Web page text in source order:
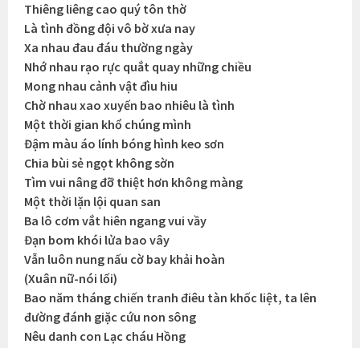
Thiêng liêng cao quý tôn thờ
Là tình đồng đội vô bờ xưa nay
Xa nhau đau đáu thường ngày
Nhớ nhau rạo rực quắt quay những chiều
Mong nhau cảnh vật đìu hiu
Chờ nhau xao xuyến bao nhiêu là tình
Một thời gian khổ chúng mình
Đậm màu áo lính bóng hình keo sơn
Chia bùi sẻ ngọt không sờn
Tìm vui nâng đỡ thiệt hơn không màng
Một thời lặn lội quan san
Ba lô cơm vắt hiên ngang vui vầy
Đạn bom khói lửa bao vây
Vẫn luôn nung nấu cờ bay khải hoàn
(Xuân nữ-nói lối)
Bao năm tháng chiến tranh điêu tàn khốc liệt, ta lên
đường đánh giặc cứu non sông
Nêu danh con Lạc cháu Hồng